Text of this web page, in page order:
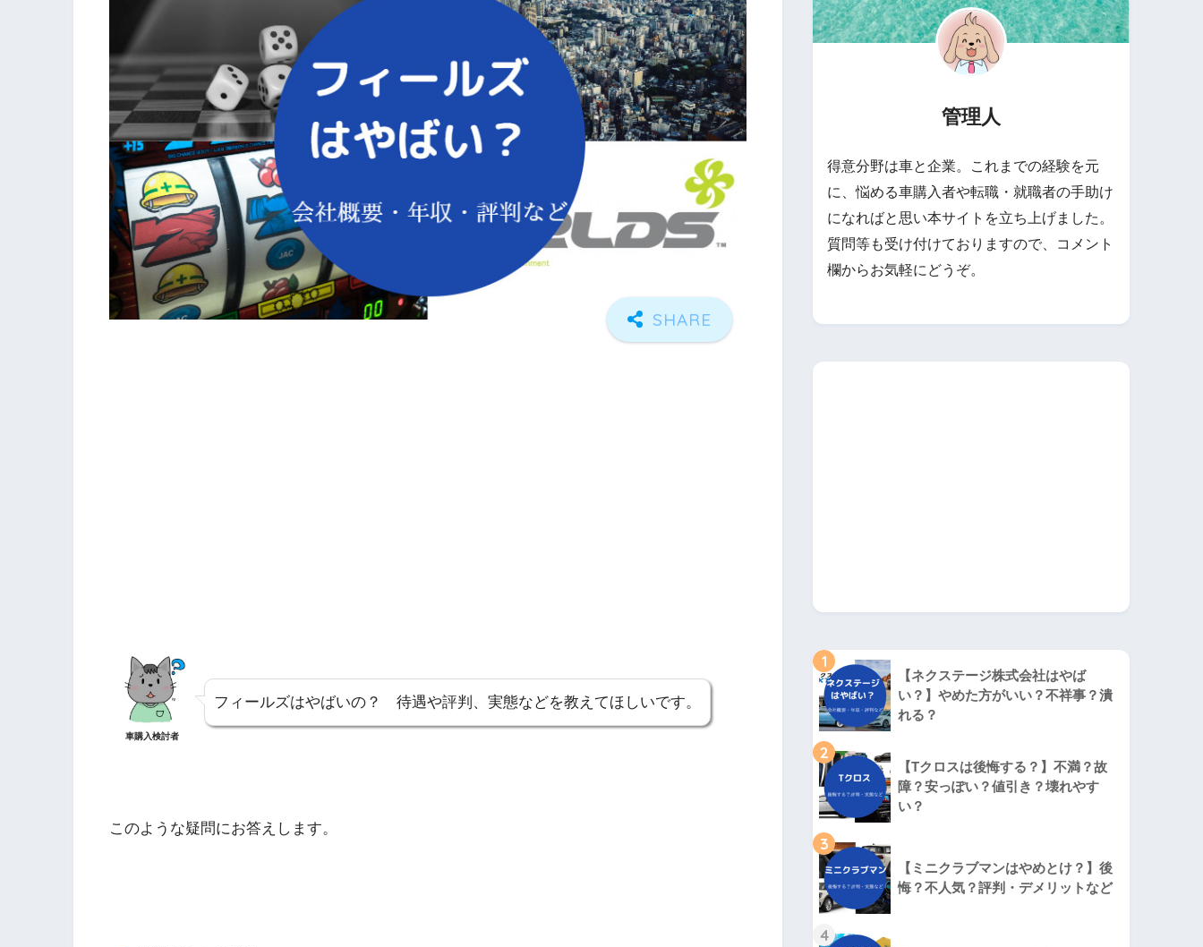
車購入検討者
フィールズはやばいの？ 待遇や評判、実態などを教えてほしいです。
このような疑問にお答えします。
管理人
得意分野は車と企業。これまでの経験を元
に、悩める車購入者や転職・就職者の手助け
になればと思い本サイトを立ち上げました。
質問等も受け付けておりますので、コメント
欄からお気軽にどうぞ。
1
【ネクステージ株式会社はやば
い？】やめた方がいい？不祥事？潰
れる？
2
【Tクロスは後悔する？】不満？故
障？安っぽい？値引き？壊れやす
い？
3
【ミニクラブマンはやめとけ？】後
悔？不人気？評判・デメリットなど
4